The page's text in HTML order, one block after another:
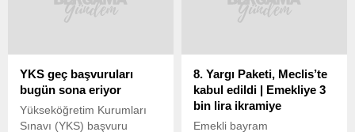
YKS geç başvuruları
bugün sona eriyor
Yükseköğretim Kurumları
Sınavı (YKS) başvuru
8. Yargı Paketi, Meclis’te
kabul edildi | Emekliye 3
bin lira ikramiye
Emekli bayram